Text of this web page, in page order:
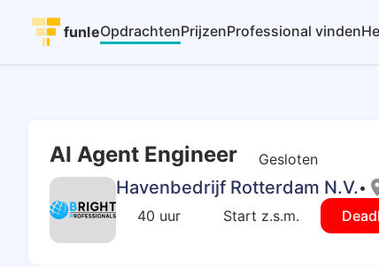
funleOpdrachtenPrijzenProfessional vinden
AI Agent Engineer Gesloten
Havenbedrijf Rotterdam N.V.•
40 uur
Start z.s.m.